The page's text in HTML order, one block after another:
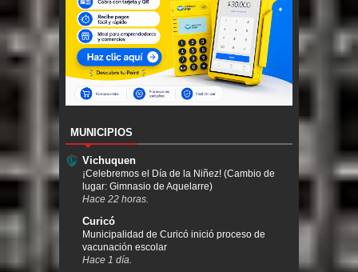
MUNICIPIOS
Vichuquen
¡Celebremos el Día de la Niñez! (Cambio de
lugar: Gimnasio de Aquelarre)
Hace 22 horas.
Curicó
Municipalidad de Curicó inició proceso de
vacunación escolar
Hace 1 día.